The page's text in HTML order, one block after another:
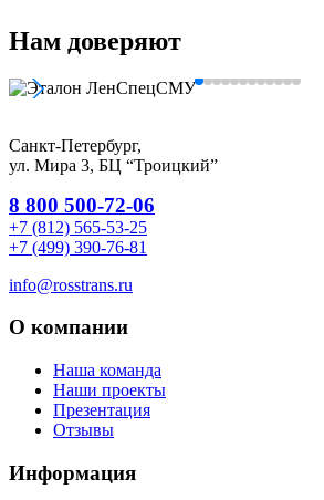
Нам доверяют
Санкт-Петербург,
ул. Мира 3, БЦ “Троицкий”
8 800 500-72-06
+7 (812) 565-53-25
+7 (499) 390-76-81
info@rosstrans.ru
О компании
Наша команда
Наши проекты
Презентация
Отзывы
Информация